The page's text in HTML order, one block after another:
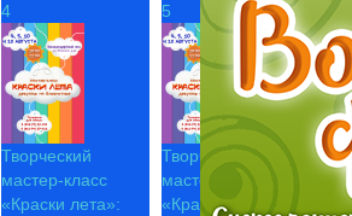
4
Творческий
мастер-класс
«Краски лета»:
5
Творческий
мастер-класс
«Краски лета»: